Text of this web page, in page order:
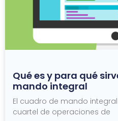
Qué es y para qué
mando integral
El cuadro de mando
cuartel de operaciones de